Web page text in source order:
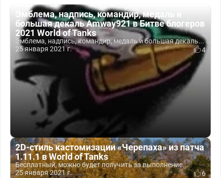
Эмблема, надпись, командир, медаль и
большая декаль Amway921 в Битве блогеров
2021 World of Tanks
Эмблема, надпись, командир, медаль и большая декаль...
25 января 2021 г.
4
2D-стиль кастомизации «Черепаха» из патча
1.11.1 в World of Tanks
Бесплатный, можно будет получить за выполнение...
25 января 2021 г.
6